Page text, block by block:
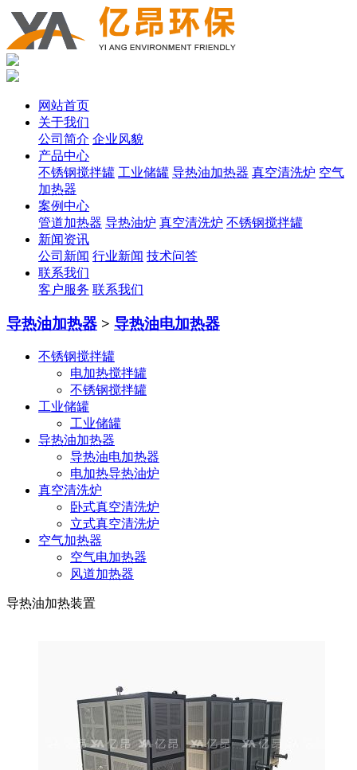
网站首页
关于我们
公司简介 企业风貌
产品中心
不锈钢搅拌罐 工业储罐 导热油加热器 真空清洗炉 空气
加热器
案例中心
管道加热器 导热油炉 真空清洗炉 不锈钢搅拌罐
新闻资讯
公司新闻 行业新闻 技术问答
联系我们
客户服务 联系我们
导热油加热器 > 导热油电加热器
不锈钢搅拌罐
电加热搅拌罐
不锈钢搅拌罐
工业储罐
工业储罐
导热油加热器
导热油电加热器
电加热导热油炉
真空清洗炉
卧式真空清洗炉
立式真空清洗炉
空气加热器
空气电加热器
风道加热器
导热油加热装置